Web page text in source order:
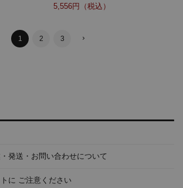
5,556
1 2 3
発送・お問い合わせについて
に ご注意ください